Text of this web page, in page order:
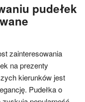
pudełek
zainteresowania
na prezenty
kierunków jest
Pudełka o